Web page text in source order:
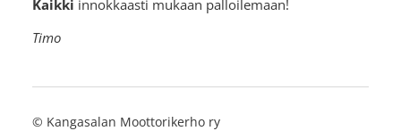
Kaikki innokkaasti mukaan palloilemaan!
Timo
© Kangasalan Moottorikerho ry